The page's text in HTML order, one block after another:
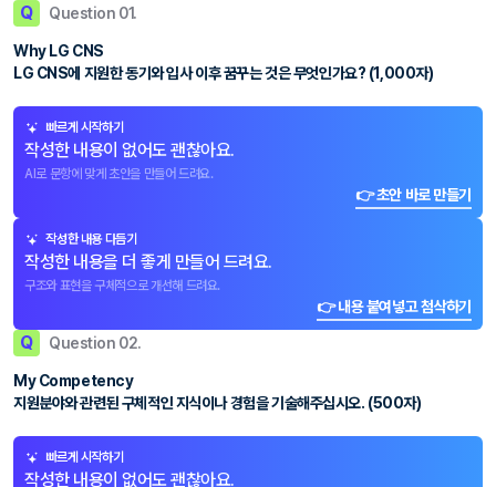
Q Question 01.
Why LG CNS
LG CNS에 지원한 동기와 입사 이후 꿈꾸는 것은 무엇인가요? (1,000자)
빠르게 시작하기
작성한 내용이 없어도 괜찮아요.
AI로 문항에 맞게 초안을 만들어 드려요.
👉 초안 바로 만들기
작성한 내용 다듬기
작성한 내용을 더 좋게 만들어 드려요.
구조와 표현을 구체적으로 개선해 드려요.
👉 내용 붙여넣고 첨삭하기
Q Question 02.
My Competency
지원분야와 관련된 구체적인 지식이나 경험을 기술해주십시오. (500자)
빠르게 시작하기
작성한 내용이 없어도 괜찮아요.